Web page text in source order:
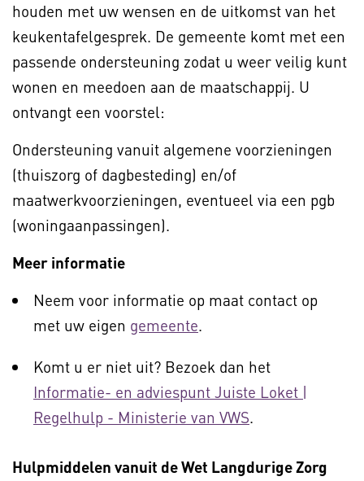
houden met uw wensen en de uitkomst van het
keukentafelgesprek. De gemeente komt met een
passende ondersteuning zodat u weer veilig kunt
wonen en meedoen aan de maatschappij. U
ontvangt een voorstel:
Ondersteuning vanuit algemene voorzieningen
(thuiszorg of dagbesteding) en/of
maatwerkvoorzieningen, eventueel via een pgb
(woningaanpassingen).
Meer informatie
Neem voor informatie op maat contact op
met uw eigen gemeente.
Komt u er niet uit? Bezoek dan het
Informatie- en adviespunt Juiste Loket |
Regelhulp - Ministerie van VWS.
Hulpmiddelen vanuit de Wet Langdurige Zorg